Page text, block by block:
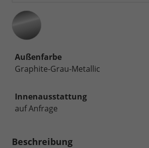
Außenfarbe
Graphite-Grau-Metallic
Innenausstattung
auf Anfrage
Beschreibung